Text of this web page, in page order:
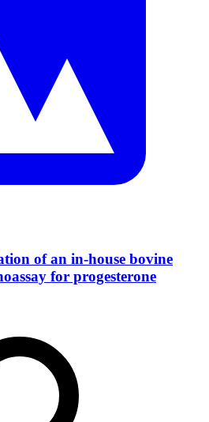
of an in-house bovine
for progesterone